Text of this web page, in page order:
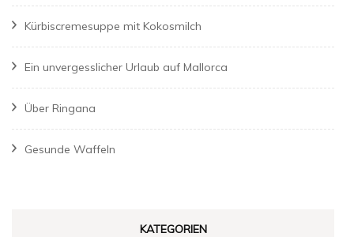
Kürbiscremesuppe mit Kokosmilch
Ein unvergesslicher Urlaub auf Mallorca
Über Ringana
Gesunde Waffeln
KATEGORIEN